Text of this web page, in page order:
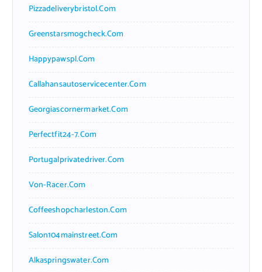
Pizzadeliverybristol.com
Greenstarsmogcheck.com
Happypawspl.com
Callahansautoservicecenter.com
Georgiascornermarket.com
Perfectfit24-7.com
Portugalprivatedriver.com
Von-Racer.com
Coffeeshopcharleston.com
Salon104mainstreet.com
Alkaspringswater.com